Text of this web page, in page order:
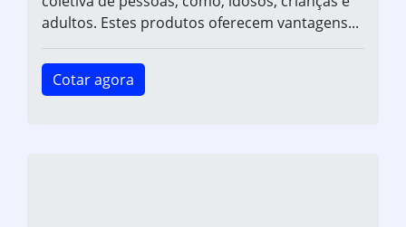
adultos. Estes produtos oferecem vantagens...
Cotar agora